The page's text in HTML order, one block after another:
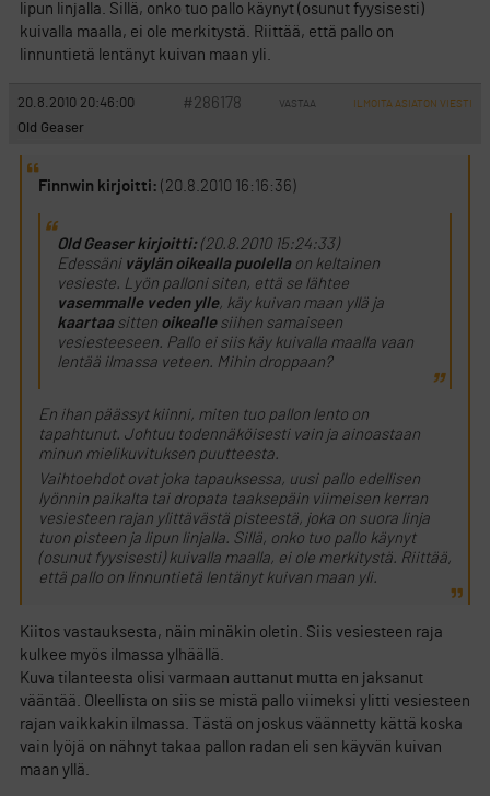
lipun linjalla. Sillä, onko tuo pallo käynyt (osunut fyysisesti)
kuivalla maalla, ei ole merkitystä. Riittää, että pallo on
linnuntietä lentänyt kuivan maan yli.
20.8.2010 20:46:00 #286178 VASTAA ILMOITA ASIATON VIESTI
Old Geaser
Finnwin kirjoitti: (20.8.2010 16:16:36)
Old Geaser kirjoitti:(20.8.2010 15:24:33)
Edessäni väylän oikealla puolellaon keltainen
vesieste. Lyön palloni siten, että se lähtee
vasemmalle veden ylle, käy kuivan maan yllä ja
kaartaasitten oikeallesiihen samaiseen
vesiesteeseen. Pallo ei siis käy kuivalla maalla vaan
lentää ilmassa veteen. Mihin droppaan?
En ihan päässyt kiinni, miten tuo pallon lento on
tapahtunut. Johtuu todennäköisesti vain ja ainoastaan
minun mielikuvituksen puutteesta.
Vaihtoehdot ovat joka tapauksessa, uusi pallo edellisen
lyönnin paikalta tai dropata taaksepäin viimeisen kerran
vesiesteen rajan ylittävästä pisteestä, joka on suora linja
tuon pisteen ja lipun linjalla. Sillä, onko tuo pallo käynyt
(osunut fyysisesti) kuivalla maalla, ei ole merkitystä. Riittää,
että pallo on linnuntietä lentänyt kuivan maan yli.
Kiitos vastauksesta, näin minäkin oletin. Siis vesiesteen raja
kulkee myös ilmassa ylhäällä.
Kuva tilanteesta olisi varmaan auttanut mutta en jaksanut
vääntää. Oleellista on siis se mistä pallo viimeksi ylitti vesiesteen
rajan vaikkakin ilmassa. Tästä on joskus väännetty kättä koska
vain lyöjä on nähnyt takaa pallon radan eli sen käyvän kuivan
maan yllä.